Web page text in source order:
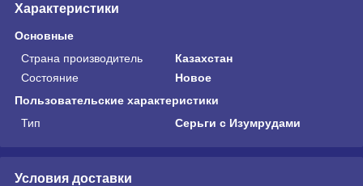
Характеристики
Основные
Страна производитель
Казахстан
Состояние
Новое
Пользовательские характеристики
Тип
Серьги с Изумрудами
Условия доставки